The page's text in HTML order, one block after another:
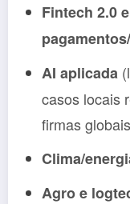
Fintech 2.0
AI aplicada
casos locais
firmas
Clima/
Agro e